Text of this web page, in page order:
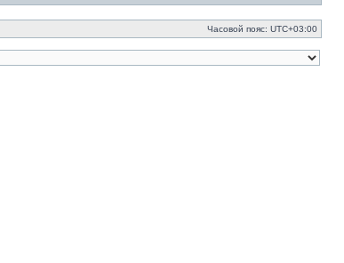
Часовой пояс: UTC+03:00